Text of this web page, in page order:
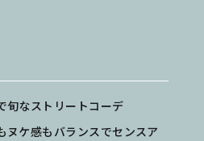
旬なストリートコーデ
ヌケ感もバランスでセンスア